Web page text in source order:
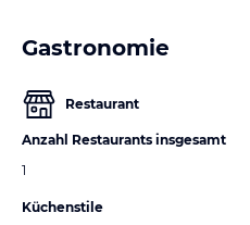
Gastronomie
Restaurant
Anzahl Restaurants insgesamt
1
Küchenstile